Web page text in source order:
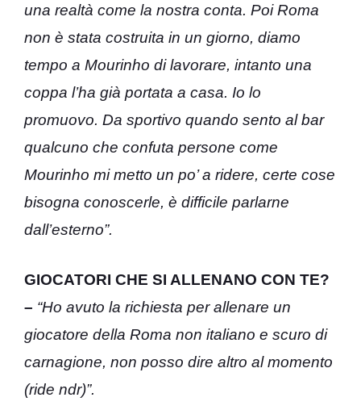
una realtà come la nostra conta. Poi Roma
non è stata costruita in un giorno, diamo
tempo a Mourinho di lavorare, intanto una
coppa l’ha già portata a casa. Io lo
promuovo. Da sportivo quando sento al bar
qualcuno che confuta persone come
Mourinho mi metto un po’ a ridere, certe cose
bisogna conoscerle, è difficile parlarne
dall’esterno”.
GIOCATORI CHE SI ALLENANO CON TE?
– “Ho avuto la richiesta per allenare un
giocatore della Roma non italiano e scuro di
carnagione, non posso dire altro al momento
(ride ndr)”.